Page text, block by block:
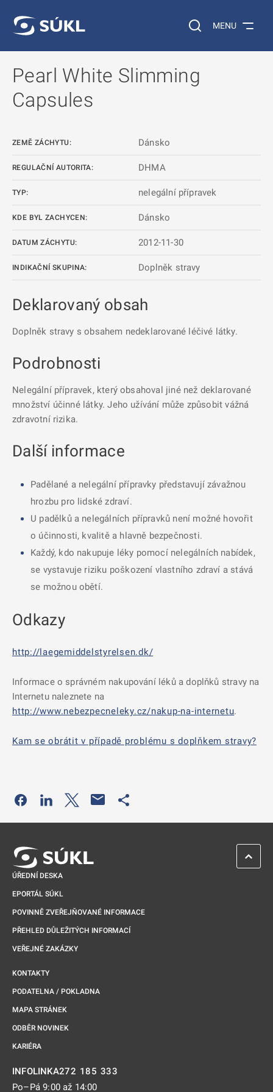
Vyhledávání na
MENU
Pearl White Slimming
Capsules
ZEMĚ ZÁCHYTU: Dánsko
REGULAČNÍ AUTORITA: DHMA
TYP: nelegální přípravek
KDE BYL ZACHYCEN: Dánsko
DATUM ZÁCHYTU: 2012-11-30
INDIKAČNÍ SKUPINA: Doplněk stravy
Deklarovaný obsah
Doplněk stravy s obsahem nedeklarované léčivé látky.
Podrobnosti
Nelegální přípravek, který obsahoval jiné než deklarované
množství účinné látky. Jeho užívání může způsobit vážná
zdravotní rizika.
Další informace
Padělané a nelegální přípravky představují závažnou
hrozbu pro lidské zdraví.
U padělků a nelegálních přípravků není možné hovořit
o účinnosti, kvalitě a hlavně bezpečnosti.
Každý, kdo nakupuje léky pomocí nelegálních nabídek,
se vystavuje riziku poškození vlastního zdraví a stává
se možnou obětí.
Odkazy
http://laegemiddelstyrelsen.dk/
Informace o správném nakupování léků a doplňků stravy na
Internetu naleznete na
http://www.nebezpecneleky.cz/nakup-na-internetu.
Kam se obrátit v případě problému s doplňkem stravy?
Odkaz se otevře na nové kartě
Odkaz se otevře na nové kartě
Odkaz se otevře na nové kartě
ÚŘEDNÍ DESKA
EPORTÁL SÚKL
POVINNĚ ZVEŘEJŇOVANÉ INFORMACE
PŘEHLED DŮLEŽITÝCH INFORMACÍ
VEŘEJNÉ ZAKÁZKY
KONTAKTY
PODATELNA / POKLADNA
MAPA STRÁNEK
ODBĚR NOVINEK
KARIÉRA
INFOLINKA272 185 333
Po–Pá 9:00 až 14:00
ZPĚT